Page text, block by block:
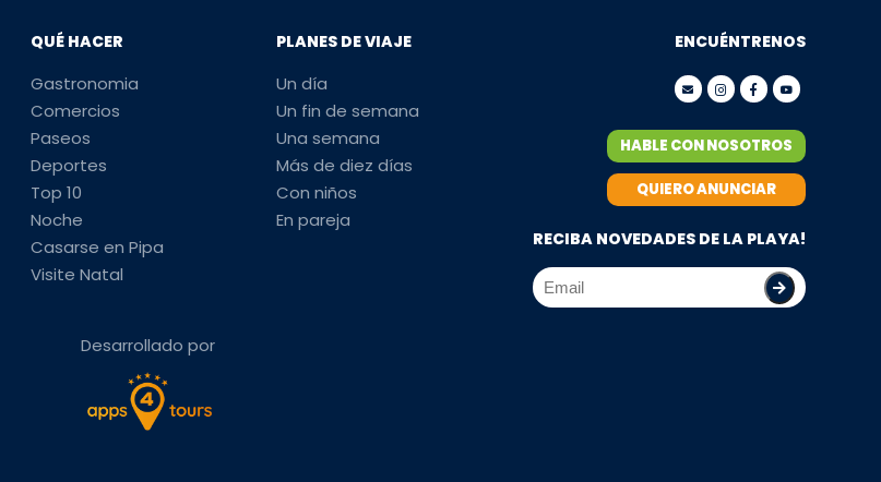
QUÉ HACER
Gastronomia
Comercios
Paseos
Deportes
Top 10
Noche
Casarse en Pipa
Visite Natal
PLANES DE VIAJE
Un día
Un fin de semana
Una semana
Más de diez días
Con niños
En pareja
ENCUÉNTRENOS
HABLE CON NOSOTROS
QUIERO ANUNCIAR
RECIBA NOVEDADES DE LA PLAYA!
Desarrollado por